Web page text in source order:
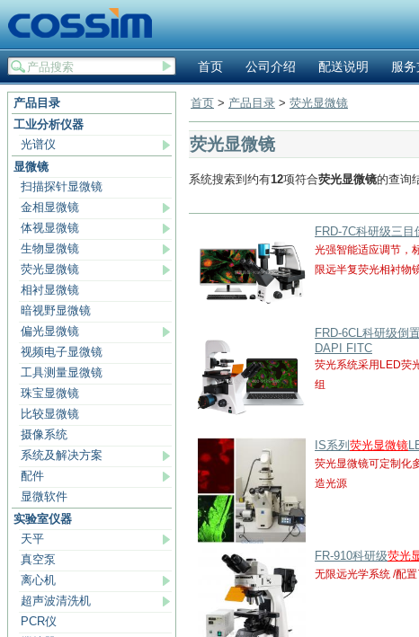
首页 公司介绍 配送说明 服务
产品目录
工业分析仪器
光谱仪
显微镜
扫描探针显微镜
金相显微镜
体视显微镜
生物显微镜
荧光显微镜
相衬显微镜
暗视野显微镜
偏光显微镜
视频电子显微镜
工具测量显微镜
珠宝显微镜
比较显微镜
摄像系统
系统及解决方案
配件
显微软件
实验室仪器
天平
真空泵
离心机
超声波清洗机
PCR仪
首页 > 产品目录 > 荧光显微镜
荧光显微镜
系统搜索到约有12项符合荧光显微镜的查询
FRD-7C科研级三目
光强智能适应调节，
限远半复荧光相衬物
FRD-6CL科研级倒
DAPI FITC
荧光系统采用LED荧
组
IS系列 荧光显微镜
荧光显微镜可定制化
造光源
FR-910科研级荧光
无限远光学系统 /配